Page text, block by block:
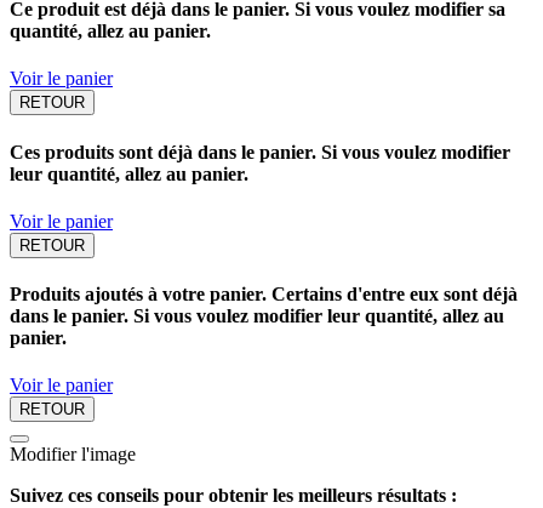
Ce produit est déjà dans le panier. Si vous voulez modifier sa
quantité, allez au panier.
Voir le panier
RETOUR
Ces produits sont déjà dans le panier. Si vous voulez modifier
leur quantité, allez au panier.
Voir le panier
RETOUR
Produits ajoutés à votre panier. Certains d'entre eux sont déjà
dans le panier. Si vous voulez modifier leur quantité, allez au
panier.
Voir le panier
RETOUR
Modifier l'image
Suivez ces conseils pour obtenir les meilleurs résultats :